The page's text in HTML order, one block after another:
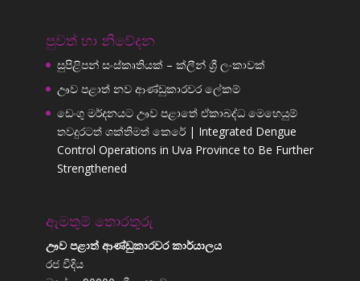
පුවත් හා නිවේදන
සුපිළිපන් සංස්කෘතියක් – ක්ලීන් ශ්‍රී ලංකාවක්
ඌව පළාත් නව ආණ්ඩුකාරවර ලේකම්
ඩෙංගු මර්දනයට ඌව පළාතේ ඒකාබද්ධ මෙහෙයුම්
තවදුරටත් ශක්තිමත් කෙරේ | Integrated Dengue
Control Operations in Uva Province to Be Further
Strengthened
ඇමතුම් තොරතුරු
ඌව පළාත් ආණ්ඩුකාරවර කාර්යාලය
රජ වීදිය